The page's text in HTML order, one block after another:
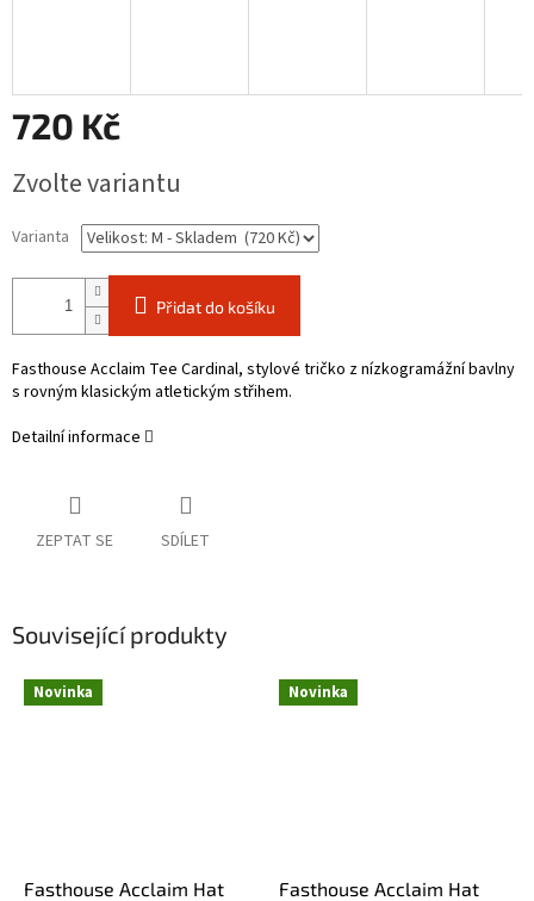
720 Kč
cena:
Zvolte variantu
Varianta
Přidat do košíku
Fasthouse Acclaim Tee Cardinal, stylové tričko z nízkogramážní bavlny
s rovným klasickým atletickým střihem.
Detailní informace
ZEPTAT SE SDÍLET
Související produkty
Novinka
Fasthouse Acclaim Hat
Novinka
Fasthouse Acclaim Hat